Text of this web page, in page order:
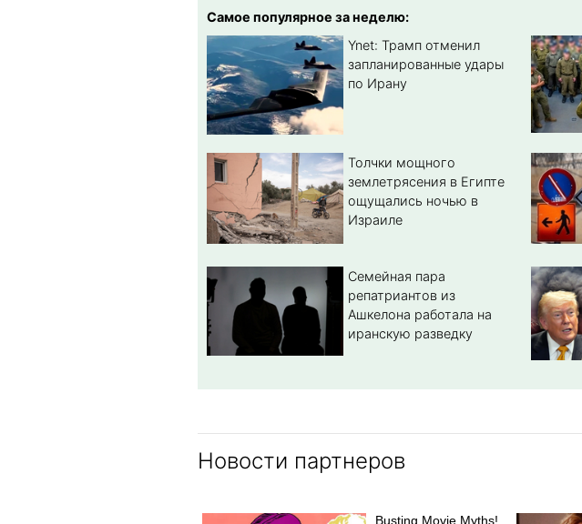
Самое популярное за неделю:
Ynet: Трамп отменил
запланированные удары
по Ирану
Толчки мощного
землетрясения в Египте
ощущались ночью в
Израиле
Семейная пара
репатриантов из
Ашкелона работала на
иранскую разведку
Новости партнеров
Busting Movie Myths!